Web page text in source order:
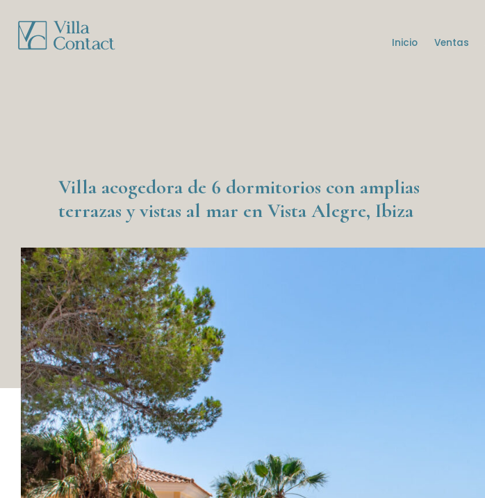
Inicio Ventas
Villa acogedora de 6 dormitorios con amplias
terrazas y vistas al mar en Vista Alegre, Ibiza